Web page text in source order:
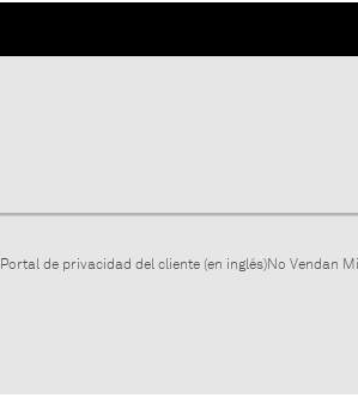
Portal de privacidad del cliente (en inglés)No Vendan